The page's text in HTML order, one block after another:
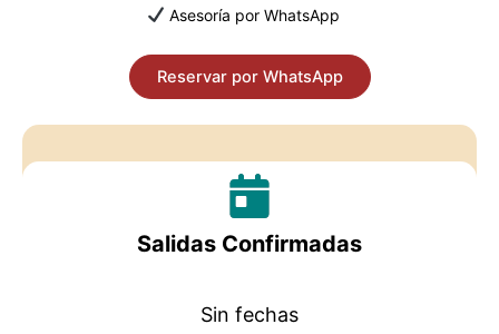
Asesoría por WhatsApp
Reservar por WhatsApp
Salidas Confirmadas
Sin fechas